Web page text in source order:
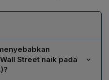
Street naik pada